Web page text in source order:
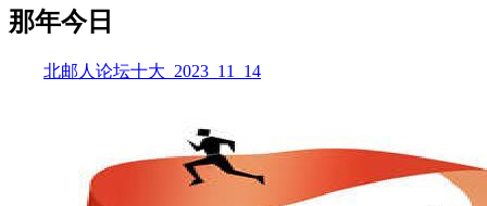
那年今日
北邮人论坛十大_2023_11_14